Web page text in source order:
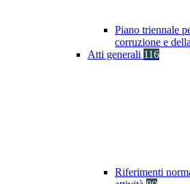
Piano triennale
corruzione e
Atti generali 116
Riferimenti